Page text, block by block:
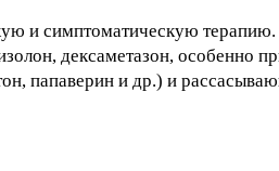
и симптоматическую
дексаметазон, особенно
папаверин и др.) и